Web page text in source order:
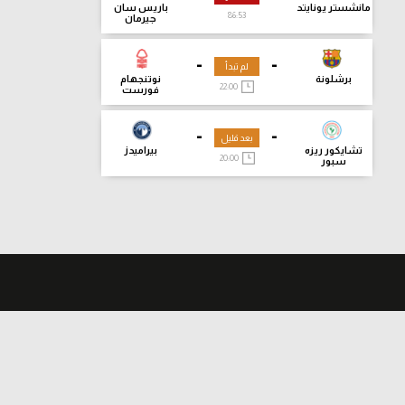
مانشستر يونايتد
باريس سان
جيرمان
86:54
-
برشلونة
-
نوتنجهام
فورست
لم تبدأ
-
تشايكور ريزه
سبور
-
بيراميدز
بعد قليل
20:00